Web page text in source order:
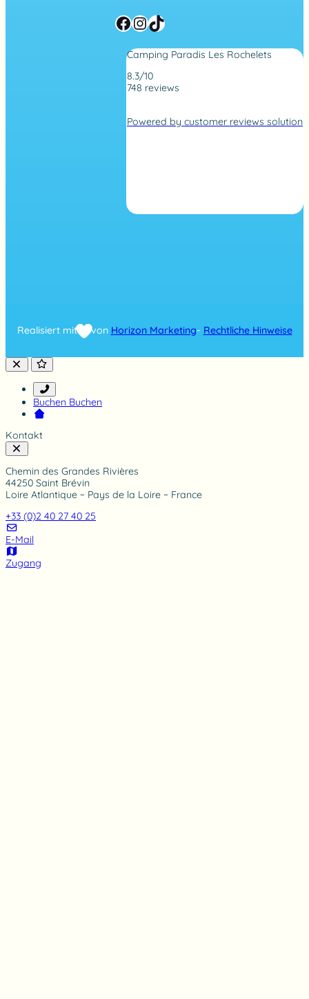
Facebook InstagramTikTok
Camping Paradis Les Rochelets
8.3/10
748 reviews
,
g
b
r
t
Powered by customer reviews solution
Realisiert mit von Horizon Marketing- Rechtliche Hinweise
Buchen Buchen
Kontakt
Chemin des Grandes Rivières
44250 Saint Brévin
Loire Atlantique ~ Pays de la Loire ~ France
+33 (0)2 40 27 40 25
E-Mail
Zugang